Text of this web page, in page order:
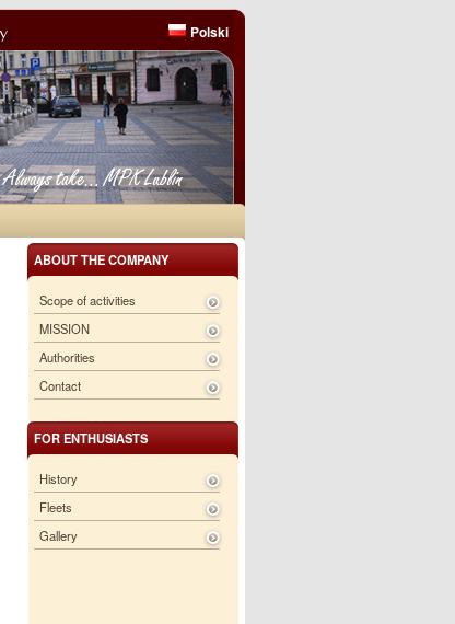
Polski
ABOUT THE COMPANY
Scope of activities
MISSION
Authorities
Contact
FOR ENTHUSIASTS
History
Fleets
Gallery